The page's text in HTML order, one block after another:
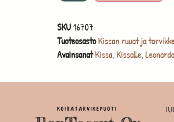
SKU16707
Tuoteosasto Kissan ruuat ja
Avainsanat Kissa, Kissalle, Leonardo